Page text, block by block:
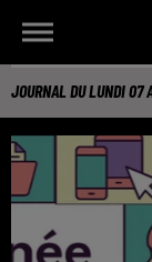
JOURNAL DU LUNDI 07